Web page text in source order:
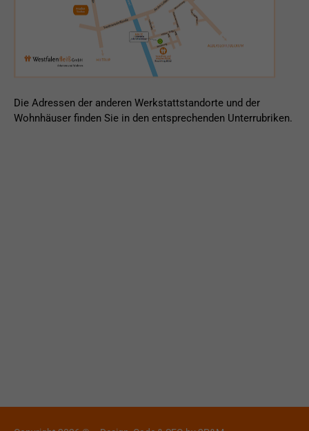
Die Adressen der anderen Werkstattstandorte und der
Wohnhäuser finden Sie in den entsprechenden Unterrubriken.